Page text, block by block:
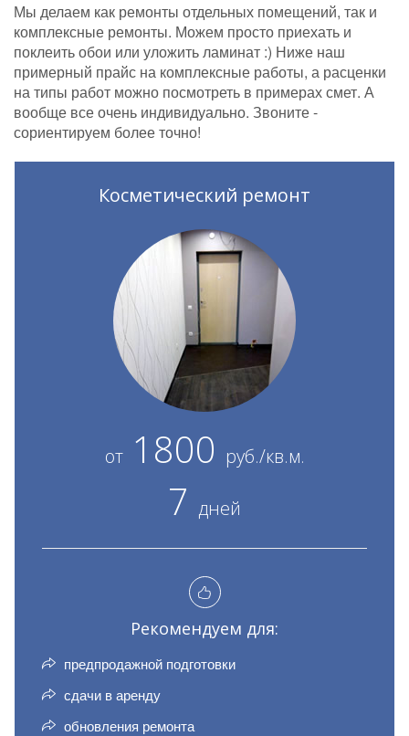
Мы делаем как ремонты отдельных помещений, так и
комплексные ремонты. Можем просто приехать и
поклеить обои или уложить ламинат :) Ниже наш
примерный прайс на комплексные работы, а расценки
на типы работ можно посмотреть в примерах смет. А
вообще все очень индивидуально. Звоните -
сориентируем более точно!
Косметический ремонт
от1800 руб./кв.м.
7 дней
Рекомендуем для:
предпродажной подготовки
сдачи в аренду
обновления ремонта